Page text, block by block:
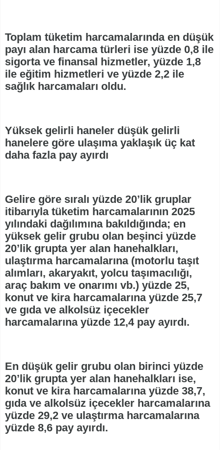
Toplam tüketim harcamalarında en düşük
payı alan harcama türleri ise yüzde 0,8 ile
sigorta ve finansal hizmetler, yüzde 1,8
ile eğitim hizmetleri ve yüzde 2,2 ile
sağlık harcamaları oldu.
Yüksek gelirli haneler düşük gelirli
hanelere göre ulaşıma yaklaşık üç kat
daha fazla pay ayırdı
Gelire göre sıralı yüzde 20’lik gruplar
itibarıyla tüketim harcamalarının 2025
yılındaki dağılımına bakıldığında; en
yüksek gelir grubu olan beşinci yüzde
20’lik grupta yer alan hanehalkları,
ulaştırma harcamalarına (motorlu taşıt
alımları, akaryakıt, yolcu taşımacılığı,
araç bakım ve onarımı vb.) yüzde 25,
konut ve kira harcamalarına yüzde 25,7
ve gıda ve alkolsüz içecekler
harcamalarına yüzde 12,4 pay ayırdı.
En düşük gelir grubu olan birinci yüzde
20’lik grupta yer alan hanehalkları ise,
konut ve kira harcamalarına yüzde 38,7,
gıda ve alkolsüz içecekler harcamalarına
yüzde 29,2 ve ulaştırma harcamalarına
yüzde 8,6 pay ayırdı.